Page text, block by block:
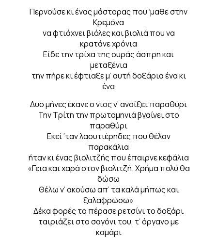
Περνούσε κι ένας μάστορας που ‘μαθε στην
Κρεμόνα
να φτιάχνει βιόλες και βιολιά που να
κρατάνε χρόνια
Είδε την τρίχα της ουράς άσπρη και
μεταξένια
την πήρε κι έφτιαξε μ’ αυτή δοξάρια ένα κι
ένα
Δυο μήνες έκανε ο νιος ν’ ανοίξει παραθύρι
Την Τρίτη την πρωτομηνιά βγαίνει στο
παραθύρι
Εκεί ‘ταν λαουτιέρηδες που θέλαν
παρακάλια
ήταν κι ένας βιολιτζής που έπαιρνε κεφάλια
«Γεια και χαρά στον βιολιτζή. Χρήμα πολύ θα
δώσω
Θέλω ν’ ακούσω απ’ τα καλά μήπως και
ξαλαφρώσω»
Δέκα φορές το πέρασε ρετσίνι το δοξάρι
ταιριάζει στο σαγόνι του, τ’ όργανο με
καμάρι